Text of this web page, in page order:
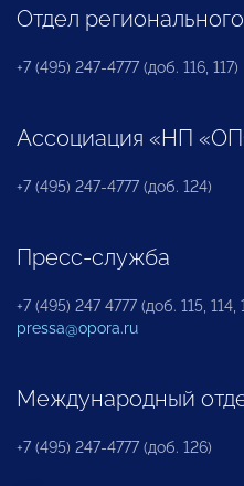
Отдел
+7 (495) 247-4777 (доб. 116, 117)
Ассоциация «НП
+7 (495) 247-4777 (доб. 124)
Пресс-служба
+7 (495) 247 4777 (доб. 115, 114,
pressa@opora.ru
Международный
+7 (495) 247-4777 (доб. 126)